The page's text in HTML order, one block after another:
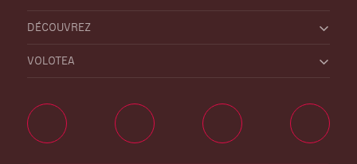
DÉCOUVREZ
VOLOTEA